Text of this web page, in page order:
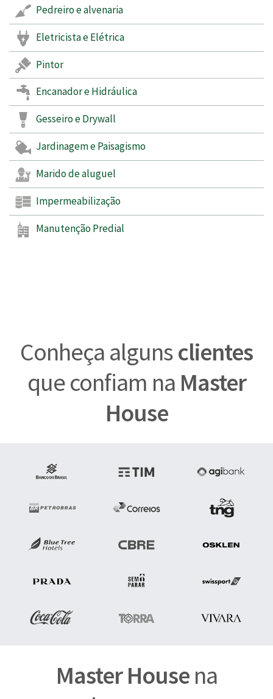
Pedreiro e alvenaria
Eletricista e Elétrica
Pintor
Encanador e Hidráulica
Gesseiro e Drywall
Jardinagem e Paisagismo
Marido de aluguel
Impermeabilização
Manutenção Predial
Conheça algunsclientes
que confiam na Master
House
Master Housena